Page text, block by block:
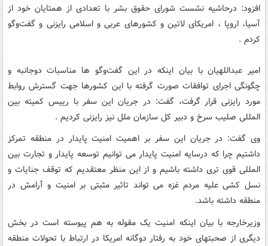
افزود: درحاشیه نشست شورای حقوق بشر با تعدادی از همتایان خود از
آسیا، اروپا ، امریکای لاتین و کشورهای عربی و اسلامی رایزنی و گفت‌وگو
کردم .
امیر عبداللهیان با بیان اینکه در این گفت‌وگو ها مناسبات دوجانبه و
چگونگی اجرای توافقات صورت گرفته با این کشورها جهت گسترش روابط
مورد رایزنی قرار گرفت، گفت: در جریان این سفر با رییس کمیته بین
المللی صلیب سرخ و دبیر کل سازمان ملل نیز رایزنی کردیم .
وی گفت: در جریان این سفر بر اهمیت امنیت پایدار در منطقه تمرکز
داشتیم چرا که درسایه امنیت پایدار می توانیم توسعه پایدار و تجارت بین
المللی قوی تری داشته باشیم و از این منظر معتقدیم که توقف جنایات و
نسل کشی علیه مردم غزه می تواند تاثیر مثبتی بر امنیت و آرامش در
منطقه داشته باشد.
وزیرخارجه با بیان اینکه امنیت یک مقوله به هم پیوسته است در بخش
دیگری از صحبتهای خود به رفتار دوگانه امریکا در ارتباط با تحولات منطقه